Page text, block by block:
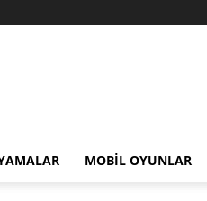
MOBIL OYUNLAR